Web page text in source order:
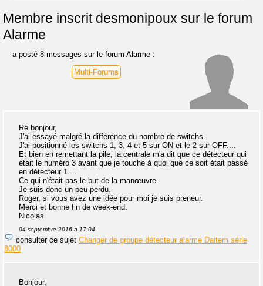
Membre inscritdesmonipoux sur le forum
Alarme
a posté 8 messages sur le forum Alarme :
Multi-Forums
Re bonjour,
J'ai essayé malgré la différence du nombre de switchs.
J'ai positionné les switchs 1, 3, 4 et 5 sur ON et le 2 sur OFF....
Et bien en remettant la pile, la centrale m'a dit que ce détecteur qui
était le numéro 3 avant que je touche à quoi que ce soit était passé
en détecteur 1....
Ce qui n'était pas le but de la manœuvre.
Je suis donc un peu perdu.
Roger, si vous avez une idée pour moi je suis preneur.
Merci et bonne fin de week-end.
Nicolas
04 septembre 2016 à 17:04
consulter ce sujet Changer de groupe détecteur alarme Daitem série
8000
Bonjour,